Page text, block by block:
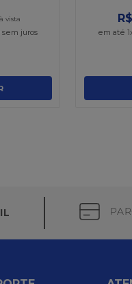
sem juros
R$
em até 1